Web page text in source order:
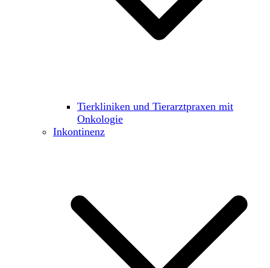
Tierkliniken und Tierarztpraxen mit
Onkologie
Inkontinenz